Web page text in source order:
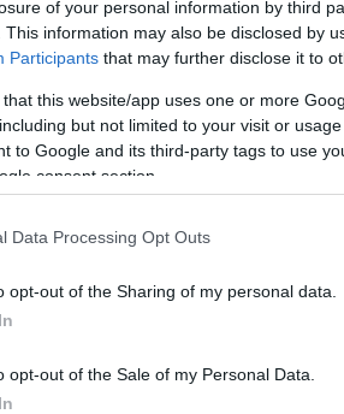
of your personal information by third
This information may also be disclosed by
Participants that may further disclose it to
that this website/app uses one or more
but not limited to your visit or
to Google and its third-party tags to use
consent section.
Data Processing Opt Outs
opt-out of the Sharing of my personal data.
opt-out of the Sale of my Personal Data.
τολμηρό «ΟΧΙ» στον φασισμό και
γενναιότητά της, για την
Μη φοβούμενη τους
και την Ελευθερία της Ελλάδος.
για την ιστορική μας
όσα μας διδάσκει η ιστορία,
και το ίδιο σθένος τις προκλήσεις